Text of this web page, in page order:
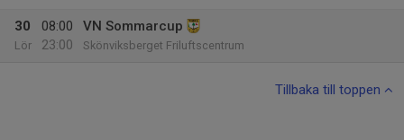
30
Lör
08:00
23:00
VN Sommarcup
Skönviksberget Friluftscentrum
Tillbaka till toppen